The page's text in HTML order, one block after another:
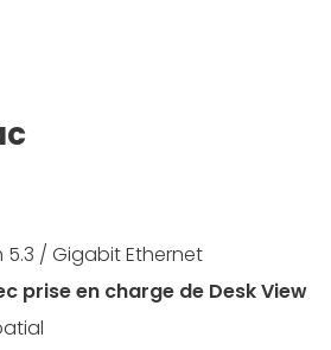
/ Gigabit Ethernet
prise en charge de Desk View